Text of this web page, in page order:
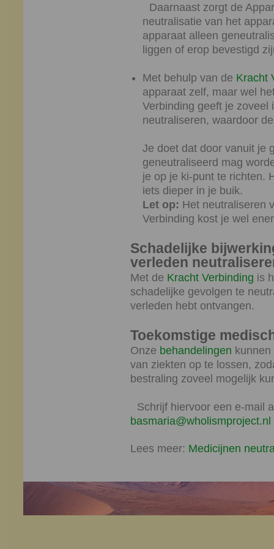
Daarnaast zorgt de
neutralisatie van het
apparaat alleen
liggen of erop bevestigd
Met behulp van de Kracht
apparaat zelf, maar wel
Verbinding geeft je zoveel
neutraliseren, waardoor
Je doet dat door vanuit je
geneutraliseerd mag
je op je ki-punt te richten.
iets dieper in je buik.
Let op: Het neutraliseren
Verbinding kost je wel
Schadelijke
verleden
Met de Kracht Verbinding is
schadelijke gevolgen te
verleden hebt ontvangen.
Toekomstige
Onze behandelingen
van ziekten op te lossen,
bestraling zoveel mogelijk
Schrijf hiervoor een e-mail
basmaria@wholismproject.nl
Lees meer: Medicijnen